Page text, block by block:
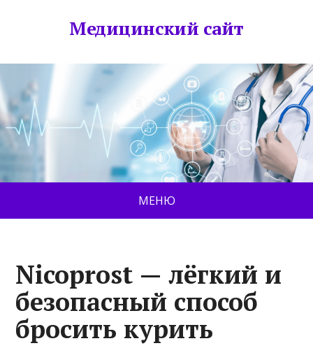
Медицинский сайт
МЕНЮ
Nicoprost — лёгкий и
безопасный способ
бросить курить